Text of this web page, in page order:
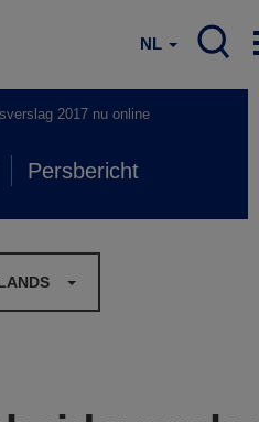
NL
2017 nu online
Persbericht